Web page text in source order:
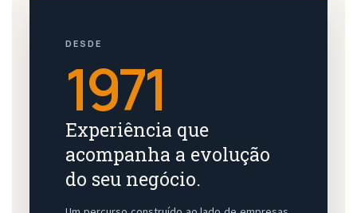
DESDE
1971
Experiência que
acompanha a evolução
do seu negócio.